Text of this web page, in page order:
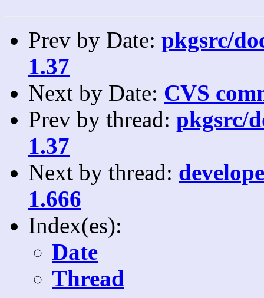
Prev by Date: pkgsrc/
1.37
Next by Date: CVS
Prev by thread: pkgsrc/
1.37
Next by thread:
1.666
Index(es):
Date
Thread